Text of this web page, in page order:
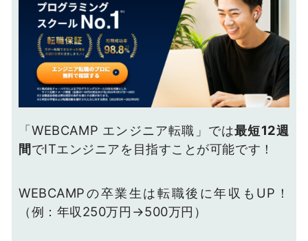
「WEBCAMP エンジニア転職」では最短12週
間でITエンジニアを目指すことが可能です！
WEBCAMPの卒業生は転職後に年収もUP！
（例：年収250万円→500万円）